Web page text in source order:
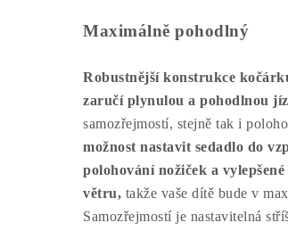
Maximálně pohodlný
Robustnější konstrukce
zaručí plynulou a pohodlnou
samozřejmostí, stejně tak i
možnost nastavit sedadlo do
polohování nožiček a
větru, takže vaše dítě bude v
Samozřejmostí je nastavitelná